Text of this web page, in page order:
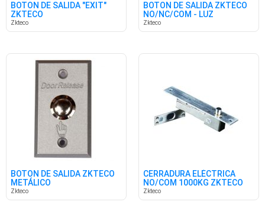
BOTON DE SALIDA "EXIT"
ZKTECO
Zkteco
BOTON DE SALIDA ZKTECO
NO/NC/COM - LUZ
AZUL/VERDE
Zkteco
BOTON DE SALIDA ZKTECO
METÁLICO
Zkteco
CERRADURA ELÉCTRICA
NO/COM 1000KG ZKTECO
Zkteco